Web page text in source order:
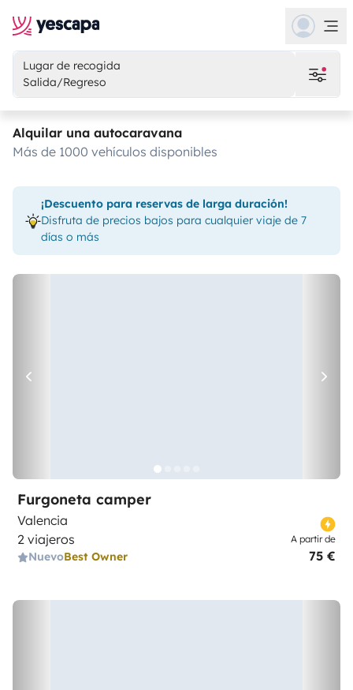
Lugar de recogida
Salida/Regreso
Alquilar una autocaravana
más de 1000 vehículos disponibles
¡Descuento para reservas de larga duración!
Disfruta de precios bajos para cualquier viaje de 7
días o más
Furgoneta camper
Valencia
2 viajeros
NuevoBest Owner
A partir de
75 €